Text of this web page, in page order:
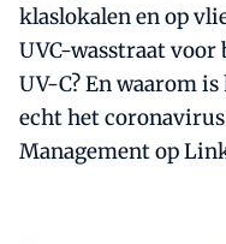
klaslokalen en op
UVC-wasstraat voor
UV-C? En waarom
echt het coronavirus
Management op